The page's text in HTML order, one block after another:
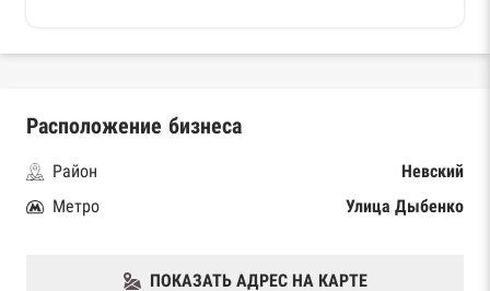
Расположение бизнеса
Район
Невский
Метро
Улица Дыбенко
ПОКАЗАТЬ АДРЕС НА КАРТЕ